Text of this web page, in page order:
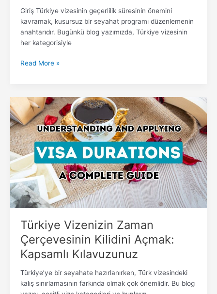
Giriş Türkiye vizesinin geçerlilik süresinin önemini
kavramak, kusursuz bir seyahat programı düzenlemenin
anahtarıdır. Bugünkü blog yazımızda, Türkiye vizesinin
her kategorisiyle
Read More »
Türkiye Vizenizin Zaman
Çerçevesinin Kilidini Açmak:
Kapsamlı Kılavuzunuz
Türkiye’ye bir seyahate hazırlanırken, Türk vizesindeki
kalış sınırlamasının farkında olmak çok önemlidir. Bu blog
Türkiye
Vizenizin
Zaman
Çerçevesinin
Kilidini
Açmak:
Kapsamlı
Kılavuzunuz